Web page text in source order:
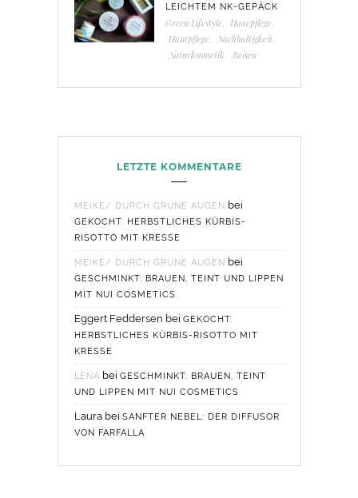
LEICHTEM NK-GEPÄCK
Green Lifestyle, Haarpflege,
Hautpflege, Nachhaltigkeit,
Naturkosmetik, Reisen
LETZTE KOMMENTARE
MEIKE/ DURCH GRÜNE AUGEN bei
GEKOCHT: HERBSTLICHES KÜRBIS-
RISOTTO MIT KRESSE
MEIKE/ DURCH GRÜNE AUGEN bei
GESCHMINKT: BRAUEN, TEINT UND LIPPEN
MIT NUI COSMETICS
Eggert Feddersen bei GEKOCHT:
HERBSTLICHES KÜRBIS-RISOTTO MIT
KRESSE
LENA bei GESCHMINKT: BRAUEN, TEINT
UND LIPPEN MIT NUI COSMETICS
Laurabei SANFTER NEBEL: DER DIFFUSOR
VON FARFALLA